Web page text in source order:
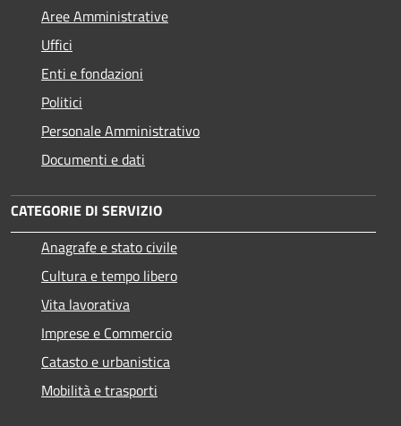
Aree Amministrative
Uffici
Enti e fondazioni
Politici
Personale Amministrativo
Documenti e dati
CATEGORIE DI SERVIZIO
Anagrafe e stato civile
Cultura e tempo libero
Vita lavorativa
Imprese e Commercio
Catasto e urbanistica
Mobilità e trasporti